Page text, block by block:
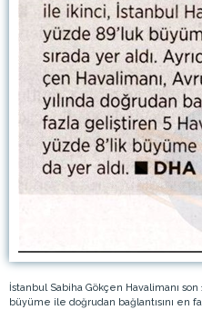
İstanbul Sabiha Gökçen Havalimanı son
büyüme ile doğrudan bağlantısını en